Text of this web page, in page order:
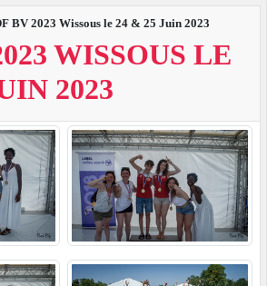
BV 2023 Wissous le 24 & 25 Juin 2023
WISSOUS LE
2023